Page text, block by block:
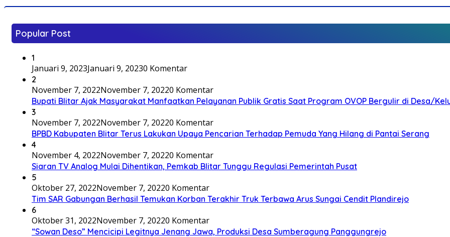
Popular Post
1
Januari 9, 2023Januari 9, 20230 Komentar
2
November 7, 2022November 7, 20220 Komentar
Bupati Blitar Ajak Masyarakat Manfaatkan Pelayanan Publik Gratis Saat Program OVOP Bergulir di Desa/
3
November 7, 2022November 7, 20220 Komentar
BPBD Kabupaten Blitar Terus Lakukan Upaya Pencarian Terhadap Pemuda Yang Hilang di Pantai Serang
4
November 4, 2022November 7, 20220 Komentar
Siaran TV Analog Mulai Dihentikan, Pemkab Blitar Tunggu Regulasi Pemerintah Pusat
5
Oktober 27, 2022November 7, 20220 Komentar
Tim SAR Gabungan Berhasil Temukan Korban Terakhir Truk Terbawa Arus Sungai Cendit Plandirejo
6
Oktober 31, 2022November 7, 20220 Komentar
“Sowan Deso” Mencicipi Legitnya Jenang Jawa, Produksi Desa Sumberagung Panggungrejo